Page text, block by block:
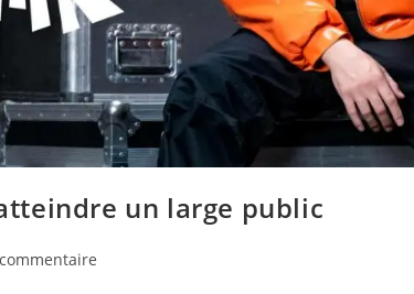
un large public